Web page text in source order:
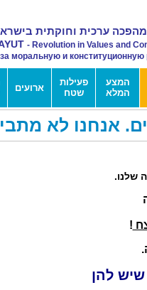
ערכית וחוקתית
- Revolution in Values and
моральную и
המצע
המלא
פעילות
שטח
ארועים
אנחנו לא
!
להן